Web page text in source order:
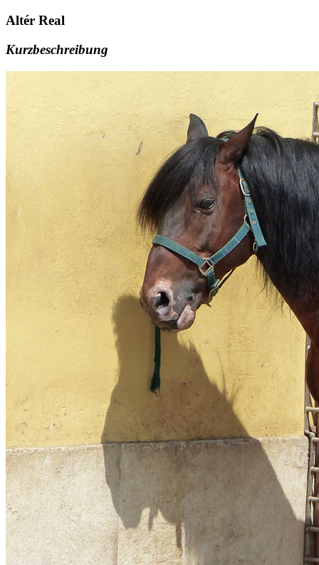
Altér Real
Kurzbeschreibung